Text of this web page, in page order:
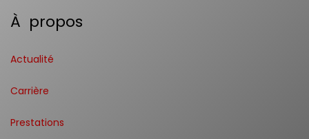
À propos
Actualité
Carrière
Prestations